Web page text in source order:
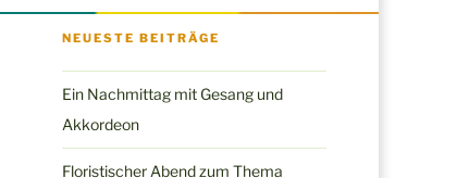
NEUESTE BEITRÄGE
Ein Nachmittag mit Gesang und
Akkordeon
Floristischer Abend zum Thema